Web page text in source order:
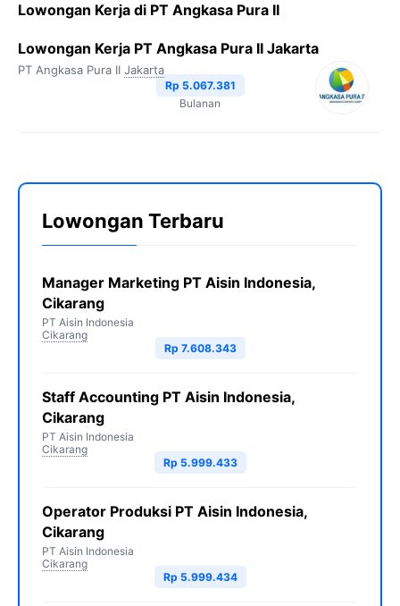
Lowongan Kerja di PT Angkasa Pura II
Lowongan Kerja PT Angkasa Pura II Jakarta
PT Angkasa Pura II Jakarta
Rp 5.067.381
Bulanan
Lowongan Terbaru
Manager Marketing PT Aisin Indonesia,
Cikarang
PT Aisin Indonesia
Cikarang
Rp 7.608.343
Staff Accounting PT Aisin Indonesia,
Cikarang
PT Aisin Indonesia
Cikarang
Rp 5.999.433
Operator Produksi PT Aisin Indonesia,
Cikarang
PT Aisin Indonesia
Cikarang
Rp 5.999.434